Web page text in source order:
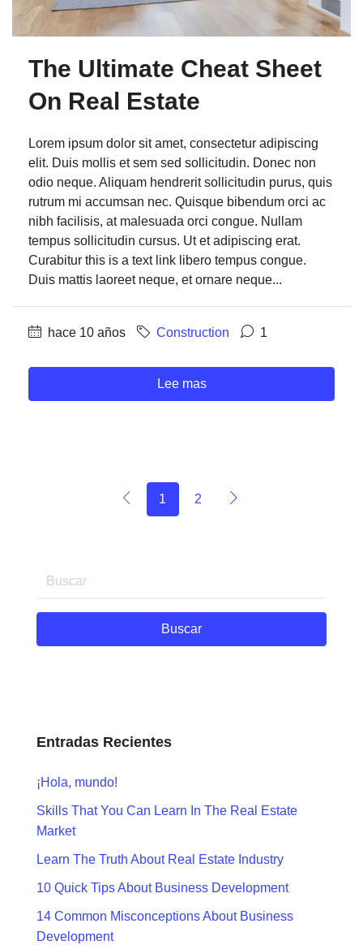
The Ultimate Cheat Sheet
On Real Estate
Lorem ipsum dolor sit amet, consectetur adipiscing
elit. Duis mollis et sem sed sollicitudin. Donec non
odio neque. Aliquam hendrerit sollicitudin purus, quis
rutrum mi accumsan nec. Quisque bibendum orci ac
nibh facilisis, at malesuada orci congue. Nullam
tempus sollicitudin cursus. Ut et adipiscing erat.
Curabitur this is a text link libero tempus congue.
Duis mattis laoreet neque, et ornare neque...
hace 10 años Construction 1
Lee mas
1 2
Buscar
Entradas Recientes
¡Hola, mundo!
Skills That You Can Learn In The Real Estate
Market
Learn The Truth About Real Estate Industry
10 Quick Tips About Business Development
14 Common Misconceptions About Business
Development